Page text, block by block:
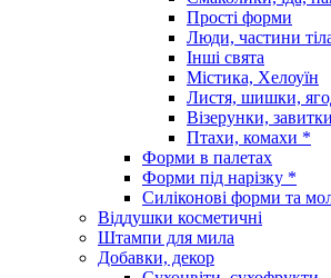
Прості форми
Люди, частини
Інші свята
Містика, Хелоуїн
Листя, шишки,
Візерунки, завитки
Птахи, комахи *
Форми в палетах
Форми під нарізку *
Силіконові форми та
Віддушки косметичні
Штампи для мила
Добавки, декор